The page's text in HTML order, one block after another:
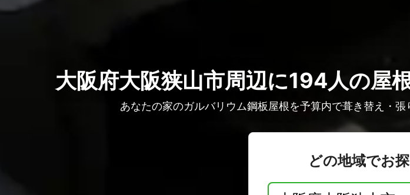
大阪府大阪狭山市周辺に194人の屋
あなたの家のガルバリウム鋼板屋根を予算内で葺き替え・
どの地域でお